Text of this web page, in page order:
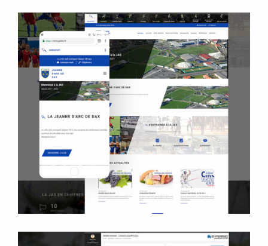
Jeanne d'Arc de Dax
Site internet